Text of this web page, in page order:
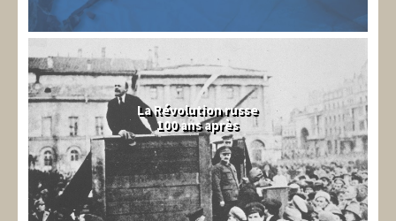
La Révolution russe
100 ans après